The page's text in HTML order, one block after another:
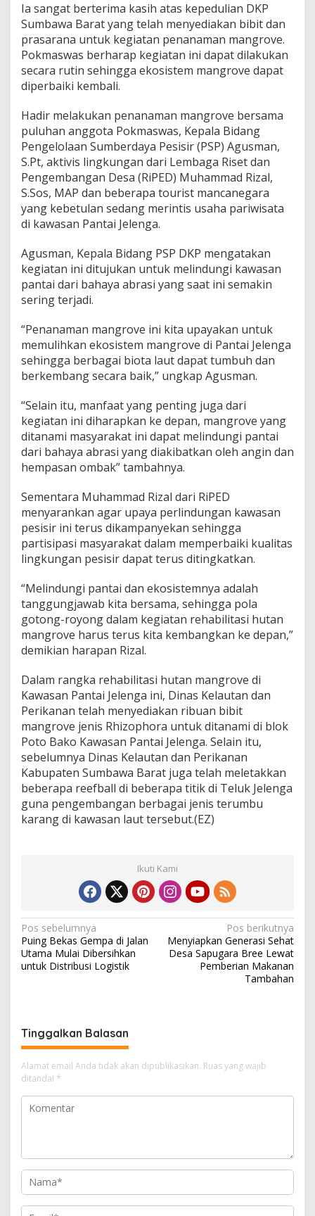
P
e
m
u
l
i
h
n
E
o
s
i
s
e
m
a
n
e
Ia sangat berterima kasih atas kepedulian DKP
Sumbawa Barat yang telah menyediakan bibit dan
prasarana untuk kegiatan penanaman mangrove.
Pokmaswas berharap kegiatan ini dapat dilakukan
secara rutin sehingga ekosistem mangrove dapat
diperbaiki kembali.
Hadir melakukan penanaman mangrove bersama
puluhan anggota Pokmaswas, Kepala Bidang
Pengelolaan Sumberdaya Pesisir (PSP) Agusman,
S.Pt, aktivis lingkungan dari Lembaga Riset dan
Pengembangan Desa (RiPED) Muhammad Rizal,
S.Sos, MAP dan beberapa tourist mancanegara
yang kebetulan sedang merintis usaha pariwisata
di kawasan Pantai Jelenga.
Agusman, Kepala Bidang PSP DKP mengatakan
kegiatan ini ditujukan untuk melindungi kawasan
pantai dari bahaya abrasi yang saat ini semakin
sering terjadi.
“Penanaman mangrove ini kita upayakan untuk
memulihkan ekosistem mangrove di Pantai Jelenga
sehingga berbagai biota laut dapat tumbuh dan
berkembang secara baik,” ungkap Agusman.
“Selain itu, manfaat yang penting juga dari
kegiatan ini diharapkan ke depan, mangrove yang
ditanami masyarakat ini dapat melindungi pantai
dari bahaya abrasi yang diakibatkan oleh angin dan
hempasan ombak” tambahnya.
Sementara Muhammad Rizal dari RiPED
menyarankan agar upaya perlindungan kawasan
pesisir ini terus dikampanyekan sehingga
partisipasi masyarakat dalam memperbaiki kualitas
lingkungan pesisir dapat terus ditingkatkan.
“Melindungi pantai dan ekosistemnya adalah
tanggungjawab kita bersama, sehingga pola
gotong-royong dalam kegiatan rehabilitasi hutan
mangrove harus terus kita kembangkan ke depan,”
demikian harapan Rizal.
Dalam rangka rehabilitasi hutan mangrove di
Kawasan Pantai Jelenga ini, Dinas Kelautan dan
Perikanan telah menyediakan ribuan bibit
mangrove jenis Rhizophora untuk ditanami di blok
Poto Bako Kawasan Pantai Jelenga. Selain itu,
sebelumnya Dinas Kelautan dan Perikanan
Kabupaten Sumbawa Barat juga telah meletakkan
beberapa reefball di beberapa titik di Teluk Jelenga
guna pengembangan berbagai jenis terumbu
karang di kawasan laut tersebut.(EZ)
Ikuti Kami
N
a
v
a
s
i
p
o
Pos sebelumnya
Puing Bekas Gempa di Jalan
Utama Mulai Dibersihkan
untuk Distribusi Logistik
Pos berikutnya
Menyiapkan Generasi Sehat
Desa Sapugara Bree Lewat
Pemberian Makanan
Tambahan
Tinggalkan Balasan
Alamat email Anda tidak akan dipublikasikan. Ruas yang wajib
ditandai *